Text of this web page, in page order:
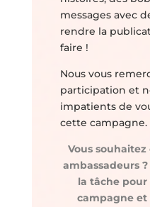
messages avec
rendre la
faire !
Nous vous
participation et
impatients de
cette campagne.
Vous souhaitez
ambassadeurs
la tâche
campagne et